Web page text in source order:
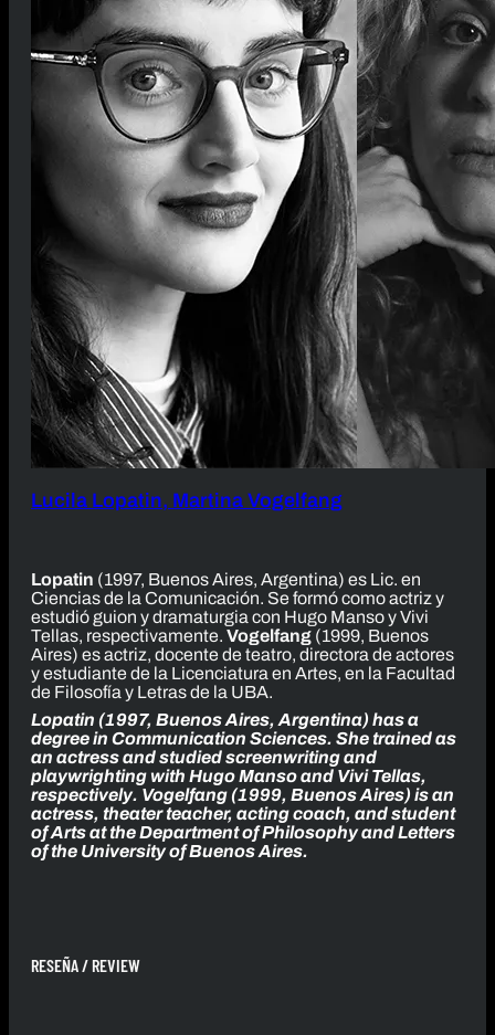
Lucila Lopatin, Martina Vogelfang
Lopatin (1997, Buenos Aires, Argentina) es Lic. en
Ciencias de la Comunicación. Se formó como actriz y
estudió guion y dramaturgia con Hugo Manso y Vivi
Tellas, respectivamente. Vogelfang (1999, Buenos
Aires) es actriz, docente de teatro, directora de actores
y estudiante de la Licenciatura en Artes, en la Facultad
de Filosofía y Letras de la UBA.
Lopatin (1997, Buenos Aires, Argentina) has a
degree in Communication Sciences. She trained as
an actress and studied screenwriting and
playwrighting with Hugo Manso and Vivi Tellas,
respectively. Vogelfang (1999, Buenos Aires) is an
actress, theater teacher, acting coach, and student
of Arts at the Department of Philosophy and Letters
of the University of Buenos Aires.
RESEÑA / REVIEW